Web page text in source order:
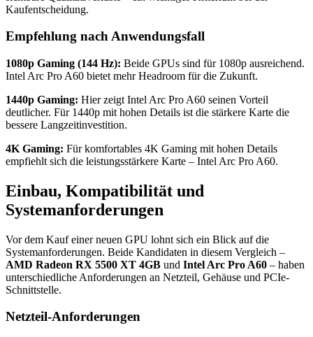
Kaufentscheidung.
Empfehlung nach Anwendungsfall
1080p Gaming (144 Hz): Beide GPUs sind für 1080p ausreichend.
Intel Arc Pro A60 bietet mehr Headroom für die Zukunft.
1440p Gaming: Hier zeigt Intel Arc Pro A60 seinen Vorteil
deutlicher. Für 1440p mit hohen Details ist die stärkere Karte die
bessere Langzeitinvestition.
4K Gaming: Für komfortables 4K Gaming mit hohen Details
empfiehlt sich die leistungsstärkere Karte – Intel Arc Pro A60.
Einbau, Kompatibilität und
Systemanforderungen
Vor dem Kauf einer neuen GPU lohnt sich ein Blick auf die
Systemanforderungen. Beide Kandidaten in diesem Vergleich –
AMD Radeon RX 5500 XT 4GB und Intel Arc Pro A60 – haben
unterschiedliche Anforderungen an Netzteil, Gehäuse und PCIe-
Schnittstelle.
Netzteil-Anforderungen